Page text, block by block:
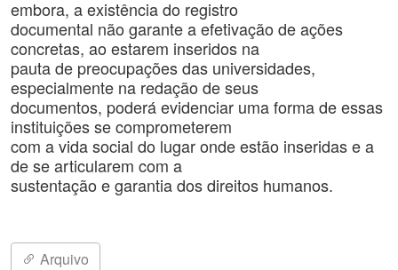
embora, a existência do registro
documental não garante a efetivação de ações
concretas, ao estarem inseridos na
pauta de preocupações das universidades,
especialmente na redação de seus
documentos, poderá evidenciar uma forma de essas
instituições se comprometerem
com a vida social do lugar onde estão inseridas e a
de se articularem com a
sustentação e garantia dos direitos humanos.
Arquivo